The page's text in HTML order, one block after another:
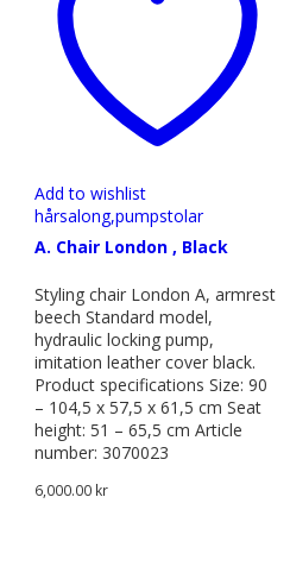
Add to wishlist
hårsalong,pumpstolar
A. Chair London , Black
Styling chair London A, armrest
beech Standard model,
hydraulic locking pump,
imitation leather cover black.
Product specifications Size: 90
– 104,5 x 57,5 x 61,5 cm Seat
height: 51 – 65,5 cm Article
number: 3070023
6,000.00 kr